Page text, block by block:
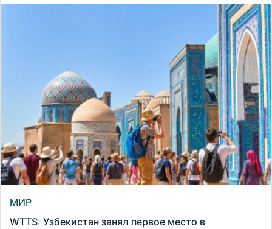
МИР
WTTS: Узбекистан занял первое место в